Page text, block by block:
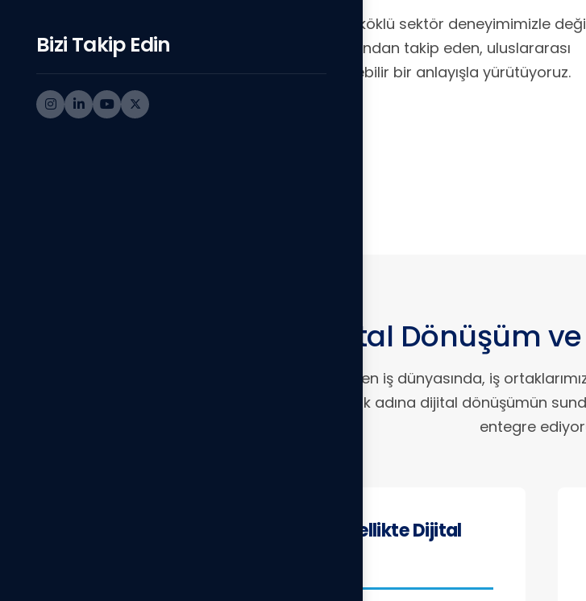
Bizi Takip Edin
Distribütörlük faaliyetlerimizi yalnızca köklü sektör deneyimimizle
aynı zamanda güncel teknolojileri yakından takip eden, uluslararası
standartlara tam uyumlu ve sürdürülebilir bir anlayışla yürütüyoruz.
Dijital Dönüşüm
Sürekli değişen iş dünyasında, iş
ilişkiler kurmak adına dijital dönüşümün
entegre
Operasyonel Mükemmellikte Dijital